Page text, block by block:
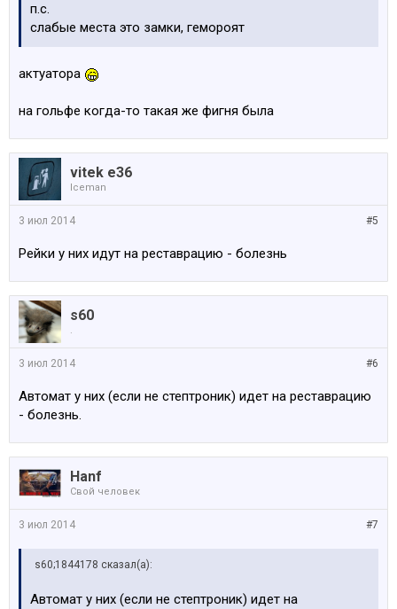
п.с.
слабые места это замки, гемороят
актуатора
на гольфе когда-то такая же фигня была
vitek e36
Iceman
#5
3 июл 2014
Рейки у них идут на реставрацию - болезнь
s60
.
#6
3 июл 2014
Автомат у них (если не стептроник) идет на реставрацию
- болезнь.
Hanf
Свой человек
#7
3 июл 2014
s60;1844178 сказал(а):
Автомат у них (если не стептроник) идет на